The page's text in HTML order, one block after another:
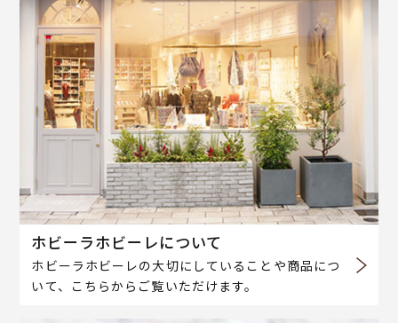
ホビーラホビーレについて
ホビーラホビーレの大切にしていることや商品につ
いて、こちらからご覧いただけます。